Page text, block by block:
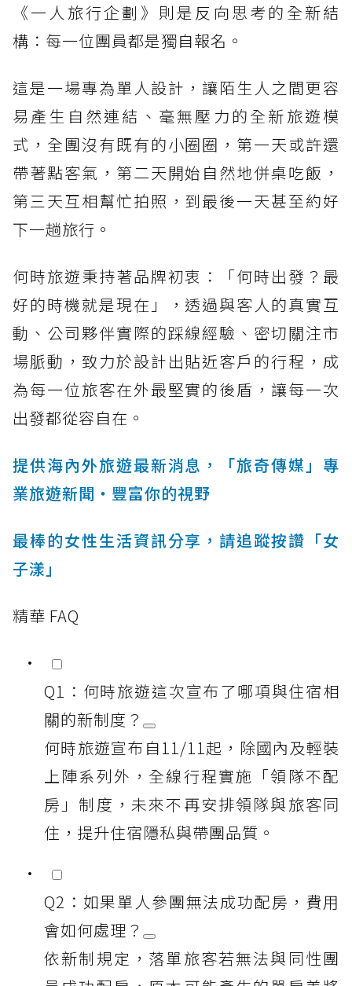
《一人旅行企劃》則是反向思考的全新結
構：每一位團員都是獨自報名。
這是一場專為單人設計，讓陌生人之間更容
易產生自然連結、毫無壓力的全新旅遊模
式，全團沒有既有的小圈圈，第一天或許還
帶著點客氣，第二天開始自然地併桌吃飯，
第三天互相幫忙拍照，到最後一天甚至約好
下一趟旅行。
何時旅遊秉持著品牌初衷：「何時出發？最
好的時機就是現在」，透過與客人的真實互
動、公司夥伴實際的踩線經驗、密切關注市
場脈動，致力於設計出貼近客戶的行程，成
為每一位旅客在外最堅實的後盾，讓每一次
出發都從容自在。
提供海內外旅遊最新消息，「旅奇傳媒」專
業旅遊新聞‧豐富你的視野
最棒的女性生活資訊分享，請追蹤按讚「女
子漾」
精華 FAQ
Q1：何時旅遊這次宣布了哪項與住宿相
關的新制度？
何時旅遊宣布自11/11起，除國內及輕裝
上陣系列外，全線行程實施「領隊不配
房」制度，未來不再安排領隊與旅客同
住，提升住宿隱私與帶團品質。
Q2：如果單人參團無法成功配房，費用
會如何處理？
依新制規定，落單旅客若無法與同性團